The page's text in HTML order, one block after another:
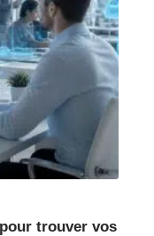
trouver vos